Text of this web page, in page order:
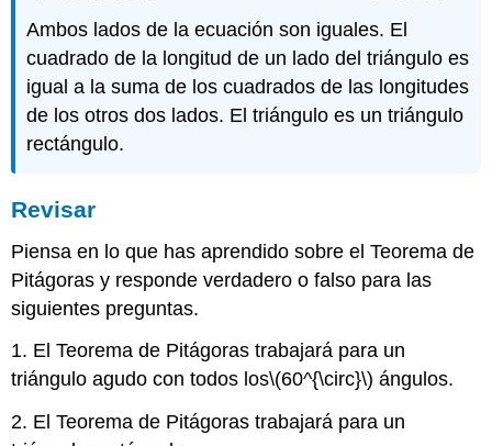
Ambos lados de la ecuación son iguales. El
cuadrado de la longitud de un lado del triángulo es
igual a la suma de los cuadrados de las longitudes
de los otros dos lados. El triángulo es un triángulo
rectángulo.
Revisar
Piensa en lo que has aprendido sobre el Teorema de
Pitágoras y responde verdadero o falso para las
siguientes preguntas.
1. El Teorema de Pitágoras trabajará para un
triángulo agudo con todos los\(60^{\circ}\) ángulos.
2. El Teorema de Pitágoras trabajará para un